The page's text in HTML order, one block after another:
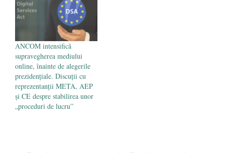
ANCOM intensifică
supravegherea mediului
online, înainte de alegerile
prezidențiale. Discuții cu
reprezentanții META, AEP
și CE despre stabilirea unor
„proceduri de lucru”